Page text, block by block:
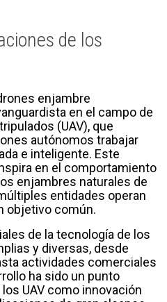
de los
enjambre
en el campo de
(UAV), que
autónomos trabajar
e inteligente. Este
en el comportamiento
enjambres naturales de
entidades operan
objetivo común.
de la tecnología de los
y diversas, desde
actividades comerciales
ha sido un punto
UAV como innovación